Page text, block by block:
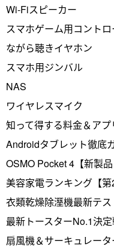
Wi-Fiスピーカー
スマホゲーム用コント
ながら聴きイヤホン
スマホ用ジンバル
NAS
ワイヤレスマイク
知って得する料金＆ア
Androidタブレット徹底
OSMO Pocket 4【新製品
美容家電ランキング【第
衣類乾燥除溼機最新テス
最新トースターNo.1決
扇風機＆サーキュレータ